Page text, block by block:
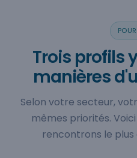
Trois profils
manières
Selon votre secteur,
mêmes priorités.
rencontrons le plus